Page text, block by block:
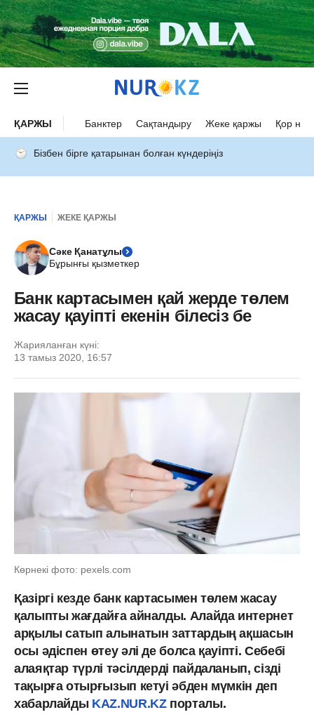
ҚАРЖЫ Банктер Сақтандыру Жеке қаржы Қор
Бізбен бірге қатарынан болған күндеріңіз
ҚАРЖЫ ЖЕКЕ ҚАРЖЫ
Сәке Қанатұлы
Бұрынғы қызметкер
Банк картасымен қай жерде төлем
жасау қауіпті екенін білесіз бе
Жарияланған күні:
13 тамыз 2020, 16:57
Көрнекі фото: pexels.com
Қазіргі кезде банк картасымен төлем жасау
қалыпты жағдайға айналды. Алайда интернет
арқылы сатып алынатын заттардың ақшасын
осы әдіспен өтеу әлі де болса қауіпті. Себебі
алаяқтар түрлі тәсілдерді пайдаланып, сізді
тақырға отырғызып кетуі әбден мүмкін деп
хабарлайды KAZ.NUR.KZпорталы.